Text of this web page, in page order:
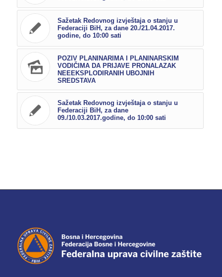
Sažetak Redovnog izvještaja o stanju u
Federaciji BiH, za dane 20./21.04.2017.
godine, do 10:00 sati
POZIV PLANINARIMA I PLANINARSKIM
VODIČIMA DA PRIJAVE PRONALAZAK
NEEEKSPLODIRANIH UBOJNIH
SREDSTAVA
Sažetak Redovnog izvještaja o stanju u
Federaciji BiH, za dane
09./10.03.2017.godine, do 10:00 sati